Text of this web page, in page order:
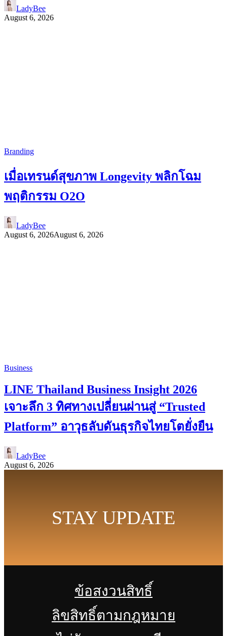
LadyBee
August 6, 2026
Branding
เมื่อเทรนด์สุขภาพ Longevity พลิกโฉม
พฤติกรรม O2O
LadyBee
August 6, 2026August 6, 2026
Business
LINE Thailand Business Insight 2026
เจาะลึก 3 ทิศทางเปลี่ยนผ่านสู่ “Trusted
Platform” อาวุธลับดันธุรกิจไทยโตยั่งยืน
LadyBee
August 6, 2026
STAY UPDATE
ข้อสงวนสิทธิ์
ลิขสิทธิ์ตามกฎหมาย